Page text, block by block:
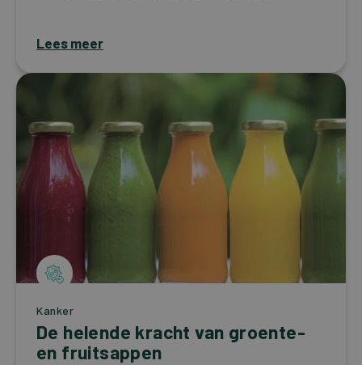
Lees meer
Kanker
De helende kracht van groente-
en fruitsappen